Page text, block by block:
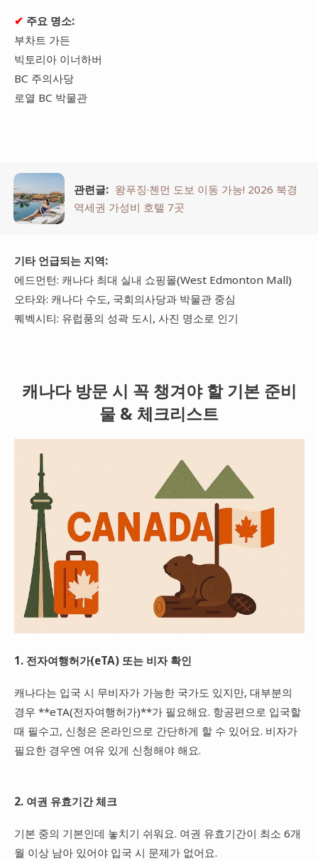
✔ 주요 명소:
부차트 가든
빅토리아 이너하버
BC 주의사당
로열 BC 박물관
관련글: 왕푸징·첸먼 도보 이동 가능! 2026 북경
역세권 가성비 호텔 7곳
기타 언급되는 지역:
에드먼턴: 캐나다 최대 실내 쇼핑몰(West Edmonton Mall)
오타와: 캐나다 수도, 국회의사당과 박물관 중심
퀘벡시티: 유럽풍의 성곽 도시, 사진 명소로 인기
캐나다 방문 시 꼭 챙겨야 할 기본 준비
물 & 체크리스트
1. 전자여행허가(eTA) 또는 비자 확인
캐나다는 입국 시 무비자가 가능한 국가도 있지만, 대부분의
경우 **eTA(전자여행허가)**가 필요해요. 항공편으로 입국할
때 필수고, 신청은 온라인으로 간단하게 할 수 있어요. 비자가
필요한 경우엔 여유 있게 신청해야 해요.
2. 여권 유효기간 체크
기본 중의 기본인데 놓치기 쉬워요. 여권 유효기간이 최소 6개
월 이상 남아 있어야 입국 시 문제가 없어요.